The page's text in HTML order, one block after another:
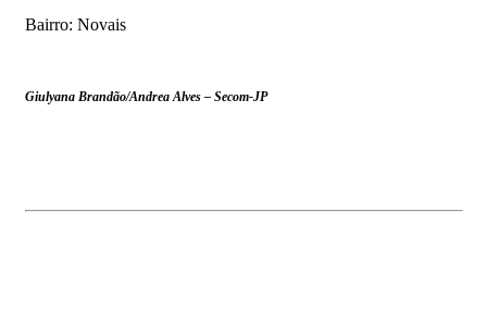
Bairro: Novais
Giulyana Brandão/Andrea Alves – Secom-JP